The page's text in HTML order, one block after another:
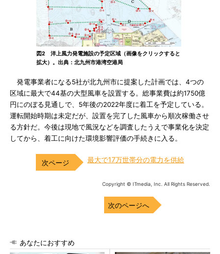
図2 洋上風力発電施設の予定区域（画像をクリックすると
拡大）。出典：北九州市港湾空港局
発電事業者になる5社が北九州市に提案した計画では、4つの
区域に最大で44基の大型風車を設置する。総事業費は約1750億
円にのぼる見通しで、5年後の2022年度に着工を予定している。
運転開始時期は未定だが、設置を完了した風車から順次稼働させ
る方針だ。今後は現地で風況などを調査したうえで事業化を決定
してから、着工に向けた環境影響評価の手続きに入る。
最大で17万世帯分の電力を供給
Copyright © ITmedia, Inc. All Rights Reserved.
次のページへ
あなたにおすすめ